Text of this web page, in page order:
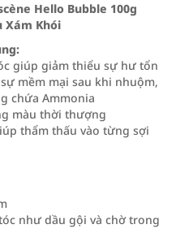
Hello Bubble 100g
Xám Khói
giúp giảm thiểu sự hư tổn
mềm mại sau khi nhuộm,
chứa Ammonia
màu thời thượng
thẩm thấu vào từng sợi
như dầu gội và chờ trong